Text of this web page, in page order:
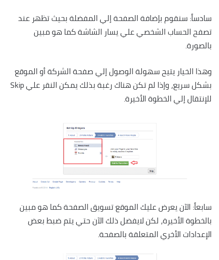
سادساً: سنقوم بإضافة الصفحة إلي المفضلة بحيث تظهر عند
تصفح الحساب الشخصي علي يسار الشاشة كما هو مبين
بالصورة.
وهذا الخيار يتيح سهولة الوصول إلي صفحة الشركة أو الموقع
بشكل سريع، وإذا لم تكن هناك رغبة بذلك يمكن النقر علي Skip
للإنتقال إلي الخطوة الأخيرة.
سابعاً: الآن يعرض عليك الموقع تسويق الصفحة كما هو مبين
بالخطوة الأخيرة، لكن لايفضل ذلك الآن حتي يتم ضبط بعض
الإعدادات الأخري المتعلقة بالصفحة.